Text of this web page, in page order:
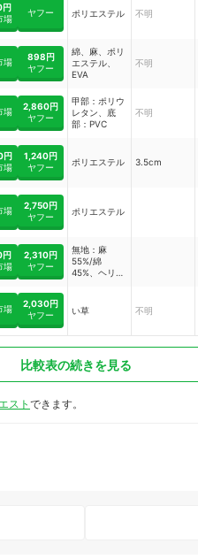
円
場
ヤフー ポリエステル 不明
場
898円
ヤフー
綿、麻、ポリ
エステル、
EVA
不明
場
2,860円
ヤフー
甲部：ポリウ
レタン、底
部：PVC
不明
円
場
1,240円
ヤフー
ポリエステル 3.5cm
場
2,750円
ヤフー
ポリエステル
円
場
2,310円
ヤフー
無地：麻
55%/綿
45%、ヘリン
ライプ：綿
場
2,030円
ヤフー
い草 不明
比較表の続きを見る
ストできます。